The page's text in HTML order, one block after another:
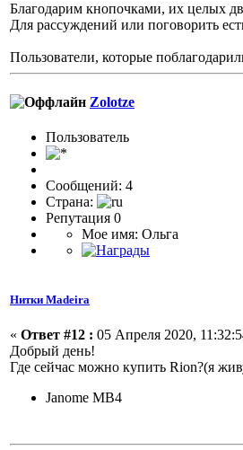
Благодарим кнопочками, их целых
Для рассуждений или поговорить
Пользователи, которые
Zolotze
Пользователь
Сообщений: 4
Страна:
Репутация 0
Мое имя: Ольга
Нитки Madeira
« Ответ #12 : 05 Апреля 2020,
Добрый день!
Где сейчас можно купить Rion?(я
Janome MB4